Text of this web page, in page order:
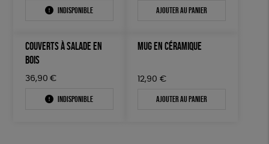
Indisponible Ajouter au panier
COUVERTS À SALADE EN
BOIS
36,90 €
Indisponible
MUG EN CÉRAMIQUE
12,90 €
Ajouter au panier